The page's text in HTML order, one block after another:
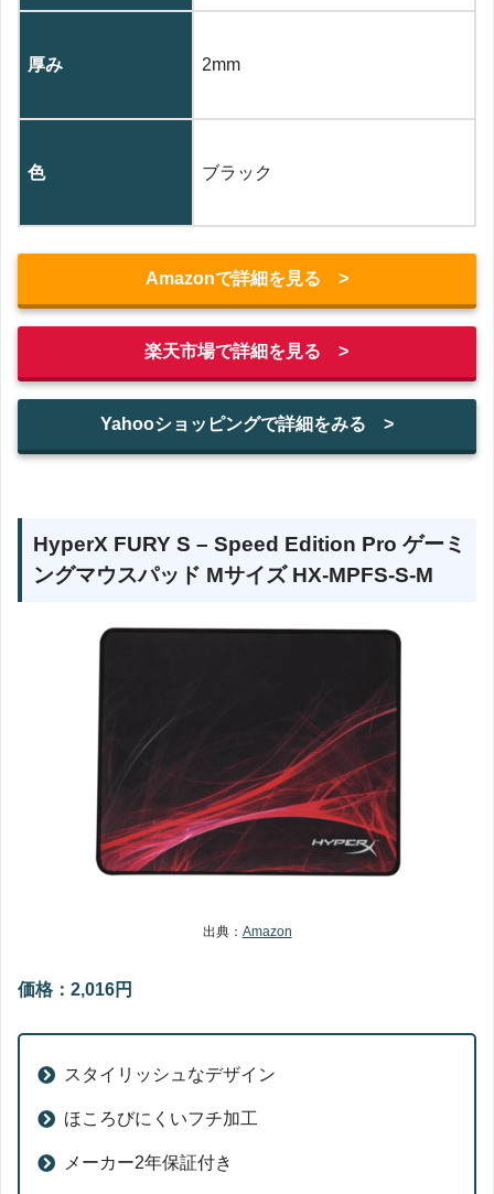
厚み 2mm
色 ブラック
Amazonで詳細を見る >
楽天市場で詳細を見る >
Yahooショッピングで詳細をみる >
HyperX FURY S – Speed Edition Pro ゲーミ
ングマウスパッド Mサイズ HX-MPFS-S-M
出典： Amazon
価格：2,016円
スタイリッシュなデザイン
ほころびにくいフチ加工
メーカー2年保証付き